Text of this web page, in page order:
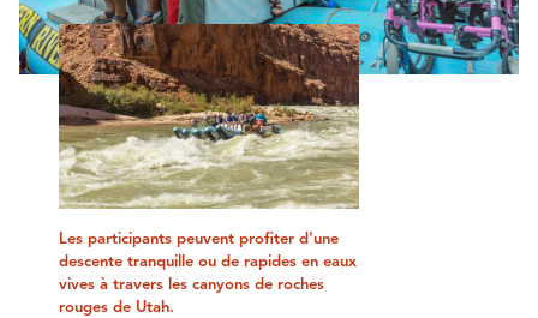
Les participants peuvent profiter d'une
descente tranquille ou de rapides en eaux
vives à travers les canyons de roches
rouges de Utah.